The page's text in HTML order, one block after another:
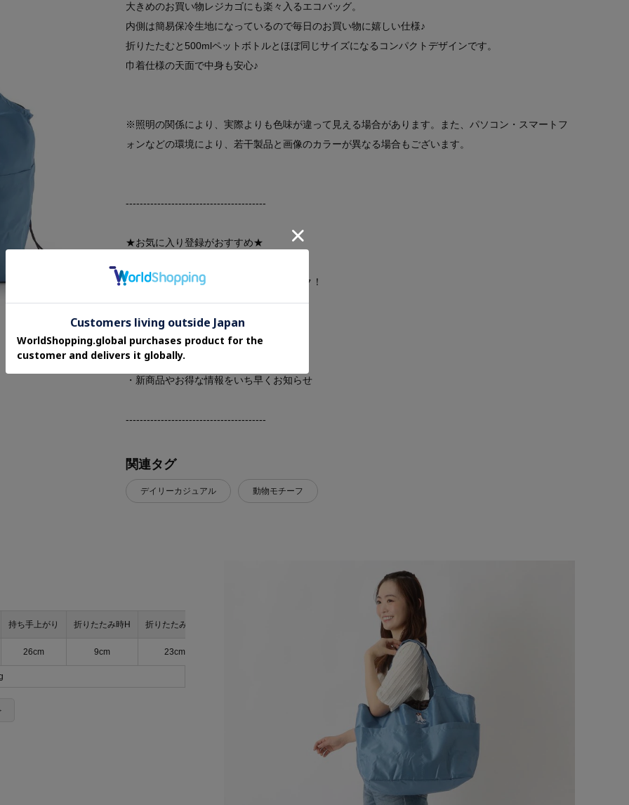
大きめのお買い物レジカゴにも楽々入るエコバッグ。
内側は簡易保冷生地になっているので毎日のお買い物に嬉しい仕様♪
折りたたむと500mlペットボトルとほぼ同じサイズになるコンパクトデザインです。
巾着仕様の天面で中身も安心♪
※照明の関係により、実際よりも色味が違って見える場合があります。また、パソコン・スマートフ
ォンなどの環境により、若干製品と画像のカラーが異なる場合もございます。
----------------------------------------
★お気に入り登録がおすすめ★
▽気になる商品はハートマークをクリック！
・再入荷やセールの通知をお知らせ
・お気に入り一覧からいつでもチェック
▽ブランドのお気に入り登録も！
・新商品やお得な情報をいち早くお知らせ
----------------------------------------
関連タグ
デイリーカジュアル 動物モチーフ
持ち手上がり 折りたたみ時H 折りたたみ時W
26cm 9cm 23cm